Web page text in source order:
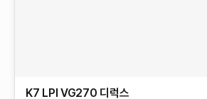
K7 LPI VG270 디럭스